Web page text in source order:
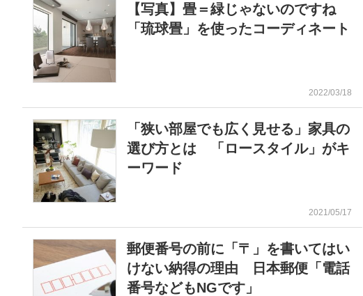
【写真】畳＝緑じゃないのですね
「琉球畳」を使ったコーディネート
2022/03/18
「狭い部屋でも広く見せる」家具の
選び方とは 「ロースタイル」がキ
ーワード
2021/05/17
郵便番号の前に「〒」を書いてはい
けない納得の理由 日本郵便「電話
番号などもNGです」